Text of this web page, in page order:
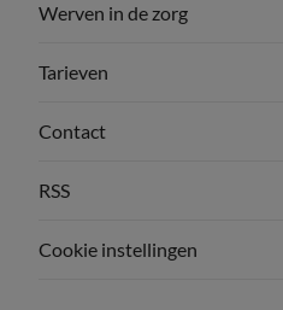
Werven in de zorg
Tarieven
Contact
RSS
Cookie instellingen